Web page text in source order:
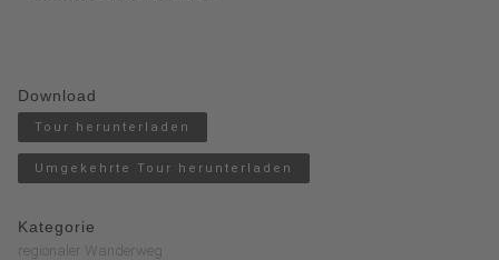
Download
Tour herunterladen
Umgekehrte Tour herunterladen
Kategorie
regionaler Wanderweg